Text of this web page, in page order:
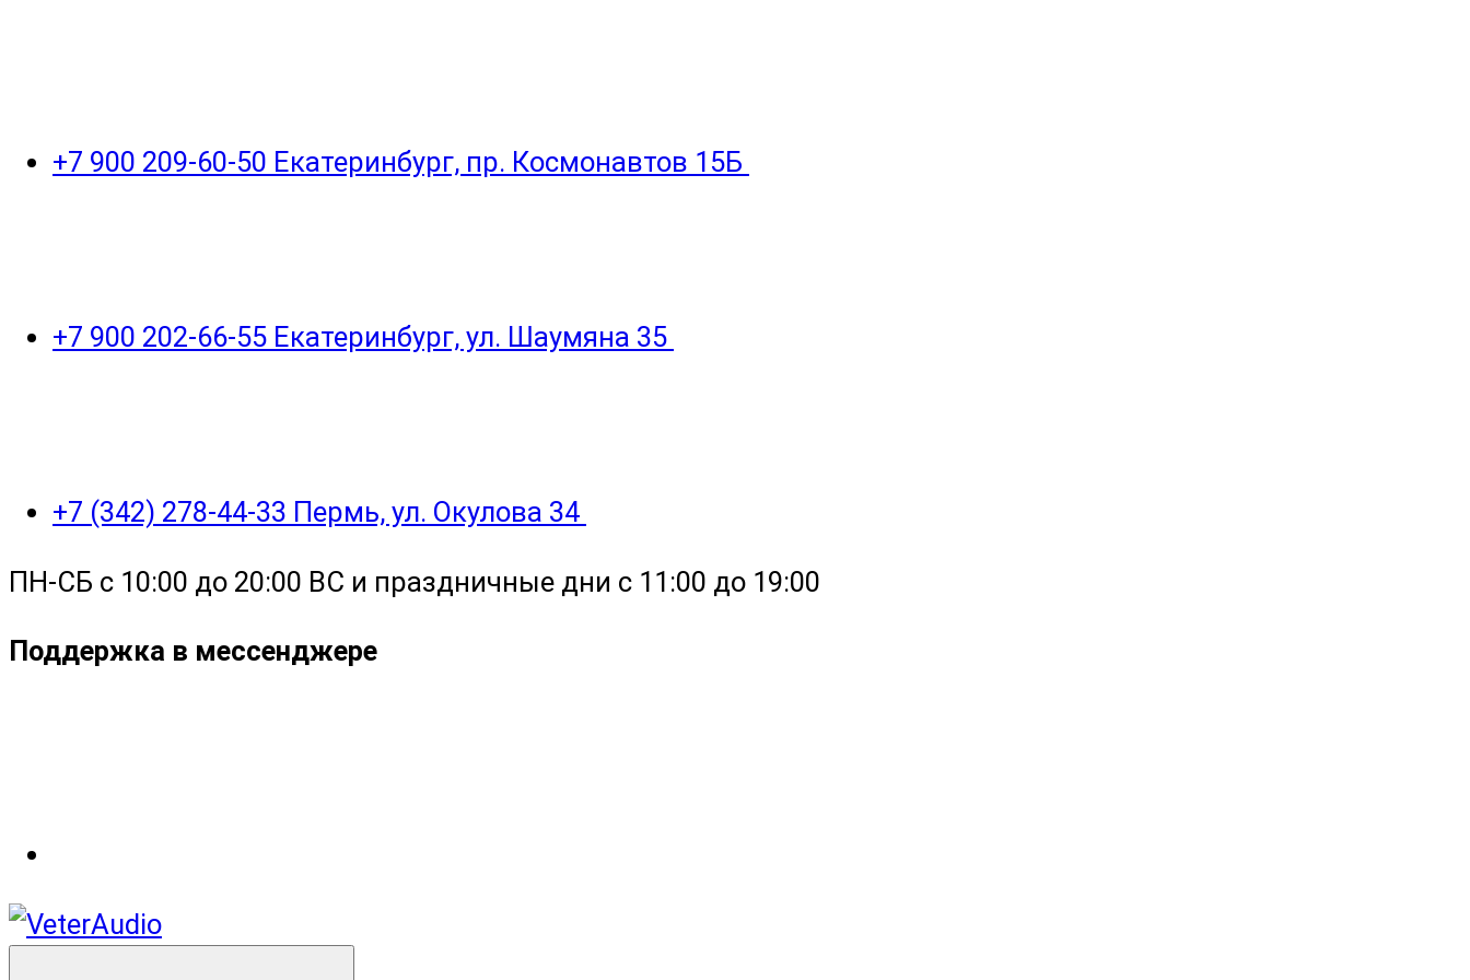
+7 900 209-60-50 Екатеринбург, пр. Космонавтов 15Б
+7 900 202-66-55 Екатеринбург, ул. Шаумяна 35
+7 (342) 278-44-33 Пермь, ул. Окулова 34
ПН-СБ с 10:00 до 20:00 ВС и праздничные дни с 11:00 до 19:00
Поддержка в мессенджере